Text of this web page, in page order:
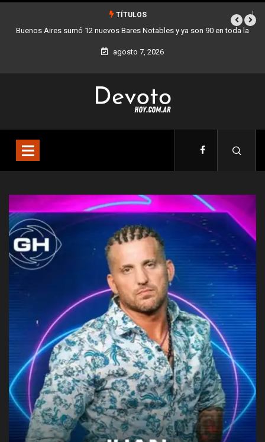
TÍTULOS
son 90 en toda la Los stands móviles de la Ciudad llegan esta semana
agosto 7, 2026